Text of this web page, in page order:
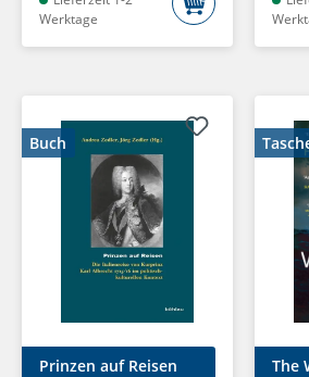
Werktage
Buch
Prinzen auf Reisen The